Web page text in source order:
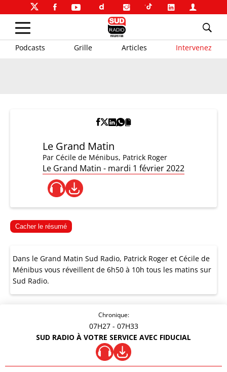
Podcasts Grille Articles Intervenez
Le Grand Matin
Par Cécile de Ménibus, Patrick Roger
Le Grand Matin - mardi 1 février 2022
Cacher le résumé
Dans le Grand Matin Sud Radio, Patrick Roger et Cécile de
Ménibus vous réveillent de 6h50 à 10h tous les matins sur
Sud Radio.
Chronique:
07H27 - 07H33
SUD RADIO À VOTRE SERVICE AVEC FIDUCIAL